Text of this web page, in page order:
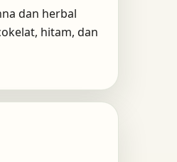
dan herbal
hitam, dan